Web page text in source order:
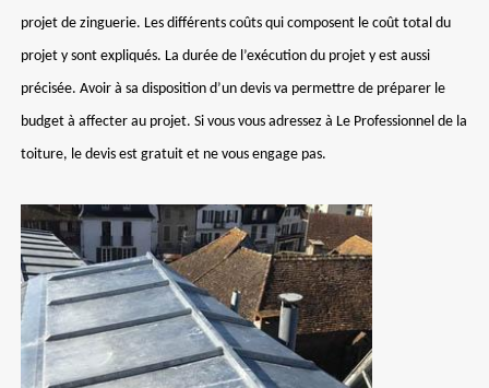
projet de zinguerie. Les différents coûts qui composent le coût total du
projet y sont expliqués. La durée de l’exécution du projet y est aussi
précisée. Avoir à sa disposition d’un devis va permettre de préparer le
budget à affecter au projet. Si vous vous adressez à Le Professionnel de la
toiture, le devis est gratuit et ne vous engage pas.